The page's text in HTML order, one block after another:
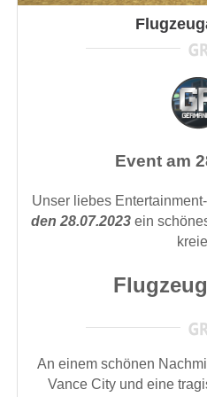
Event am
Unser liebes
den 28.07.2023 ein
An einem schönen
Vance City und eine